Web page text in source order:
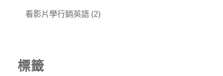
看影片學行銷英語 (2)
標籤